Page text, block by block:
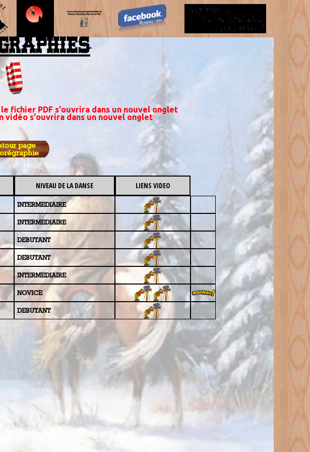
fichier PDF s'ouvrira dans un nouvel onglet
vidéo s'ouvrira dans un nouvel onglet
page
NIVEAU DE LA DANSE LIENS VIDEO
INTERMEDIAIRE
INTERMEDIAIRE
DEBUTANT
DEBUTANT
INTERMEDIAIRE
NOVICE
DEBUTANT